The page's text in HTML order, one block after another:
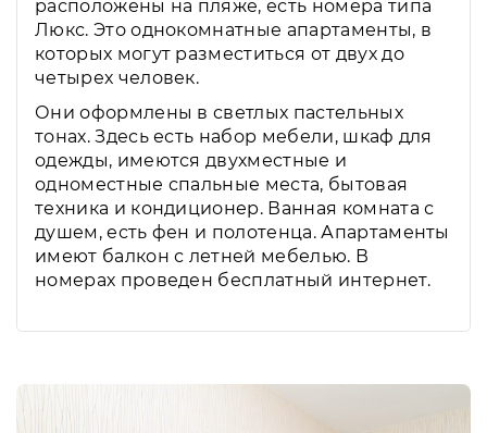
расположены на пляже, есть номера типа
Люкс. Это однокомнатные апартаменты, в
которых могут разместиться от двух до
четырех человек.
Они оформлены в светлых пастельных
тонах. Здесь есть набор мебели, шкаф для
одежды, имеются двухместные и
одноместные спальные места, бытовая
техника и кондиционер. Ванная комната с
душем, есть фен и полотенца. Апартаменты
имеют балкон с летней мебелью. В
номерах проведен бесплатный интернет.